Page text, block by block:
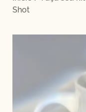
Shot